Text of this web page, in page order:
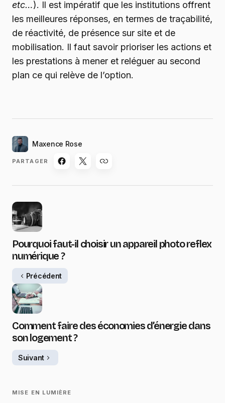
etc…). Il est impératif que les institutions offrent
les meilleures réponses, en termes de traçabilité,
de réactivité, de présence sur site et de
mobilisation. Il faut savoir prioriser les actions et
les prestations à mener et reléguer au second
plan ce qui relève de l’option.
Maxence Rose
PARTAGER
Pourquoi faut-il choisir un appareil photo reflex
numérique ?
Précédent
Comment faire des économies d’énergie dans
son logement ?
Suivant
MISE EN LUMIÈRE